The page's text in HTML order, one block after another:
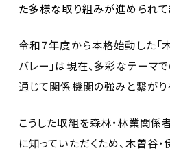
た多様な取り組みが進められて
令和７年度から本格始動した「
バレー」は現在、多彩なテーマ
通じて関係機関の強みと繋がり
こうした取組を森林・林業関係
に知っていただくため、木曽谷